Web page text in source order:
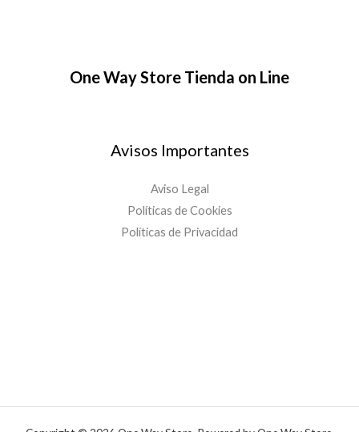
One Way Store Tienda on Line
Avisos Importantes
Aviso Legal
Políticas de Cookies
Políticas de Privacidad